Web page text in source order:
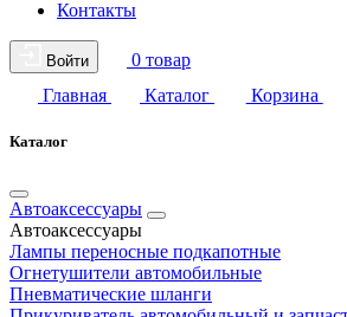
Контакты
Войти
0 товар
Главная
Каталог Корзина
Каталог
Автоаксессуары
Автоаксессуары
Лампы переносные подкапотные
Огнетушители автомобильные
Пневматические шланги